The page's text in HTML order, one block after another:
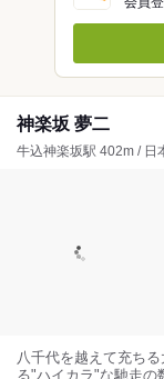
神楽坂 夢二
牛込神楽坂駅 402m / 日
八千代を越えて充ち
る"ハイカラ"な馳走の